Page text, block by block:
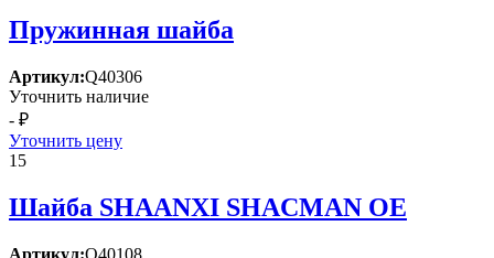
Пружинная шайба
Артикул:Q40306
Уточнить наличие
- ₽
Уточнить цену
15
Шайба SHAANXI SHACMAN OE
Артикул:Q40108